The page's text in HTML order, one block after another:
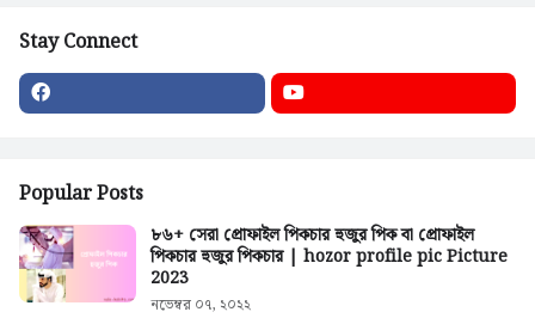
Stay Connect
Popular Posts
৮৬+ সেরা প্রোফাইল পিকচার হুজুর পিক বা প্রোফাইল
পিকচার হুজুর পিকচার | hozor profile pic Picture
2023
নভেম্বর ০৭, ২০২২